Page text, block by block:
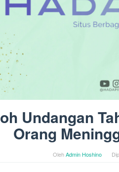
Undangan
Orang
OlehAdmin Hoshino